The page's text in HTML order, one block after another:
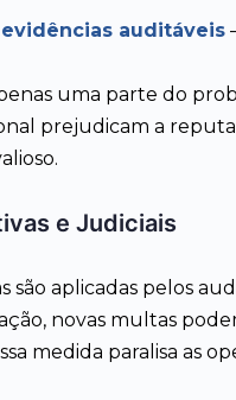
evidências auditáveis
uma parte do
prejudicam a
e Judiciais
são aplicadas pelos
novas multas
medida paralisa as